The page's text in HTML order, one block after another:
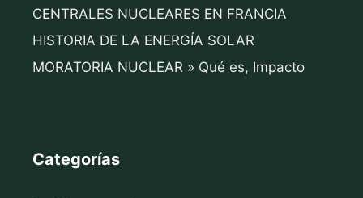
CENTRALES NUCLEARES EN FRANCIA
HISTORIA DE LA ENERGÍA SOLAR
MORATORIA NUCLEAR » Qué es, Impacto
Categorías